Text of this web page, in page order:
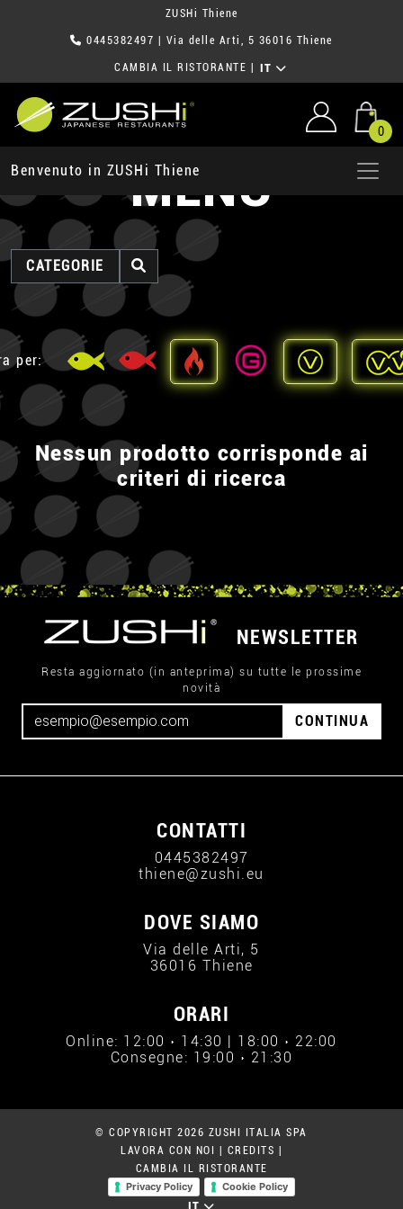
ZUSHi Thiene
0445382497 | Via delle Arti, 5 36016 Thiene
CAMBIA IL RISTORANTE IT
0
Benvenuto in ZUSHi ThieneMENU
CATEGORIE
per:
Nessun prodotto corrisponde ai
criteri di ricerca
NEWSLETTER
Resta aggiornato (in anteprima) su tutte le prossime
novità
CONTINUA
CONTATTI
0445382497
thiene@zushi.eu
DOVE SIAMO
Via delle Arti, 5
36016 Thiene
ORARI
Online: 12:00 › 14:30 | 18:00 › 22:00
Consegne: 19:00 › 21:30
© COPYRIGHT 2026 ZUSHI ITALIA SPA
LAVORA CON NOI
CREDITS
CAMBIA IL RISTORANTE
Privacy Policy
Cookie Policy